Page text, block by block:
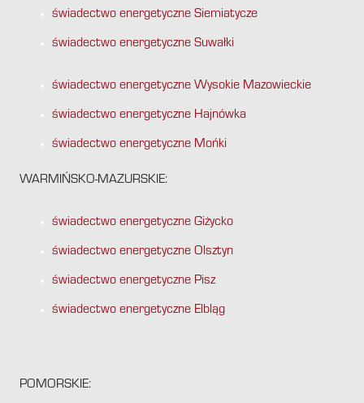
świadectwo energetyczne Siemiatycze
świadectwo energetyczne Suwałki
świadectwo energetyczne Wysokie Mazowieckie
świadectwo energetyczne Hajnówka
świadectwo energetyczne Mońki
WARMIŃSKO-MAZURSKIE:
świadectwo energetyczne Giżycko
świadectwo energetyczne Olsztyn
świadectwo energetyczne Pisz
świadectwo energetyczne Elbląg
POMORSKIE: